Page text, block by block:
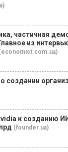
частичная
из
создании
к созданию
(founder.ua)